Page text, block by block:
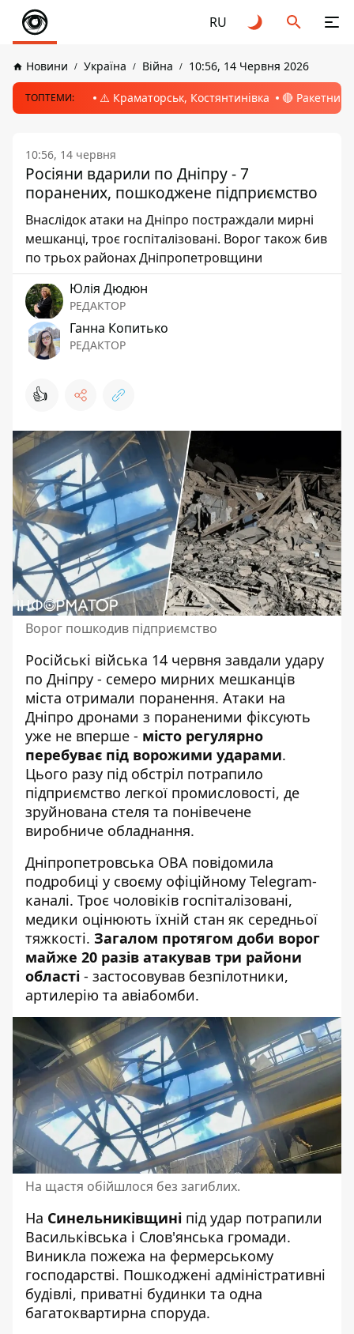
RU
Новини Україна Війна 10:56, 14 Червня 2026
ТОПТЕМИ: ⚠️ Краматорськ, Костянтинівка 🔴 Ракетний
10:56, 14 червня
Росіяни вдарили по Дніпру - 7
поранених, пошкоджене підприємство
Внаслідок атаки на Дніпро постраждали мирні
мешканці, троє госпіталізовані. Ворог також бив
по трьох районах Дніпропетровщини
Юлія Дюдюн
РЕДАКТОР
Ганна Копитько
РЕДАКТОР
👍
Ворог пошкодив підприємство
Російські війська 14 червня завдали удару
по Дніпру - семеро мирних мешканців
міста отримали поранення. Атаки на
Дніпро дронами з пораненими фіксують
уже не вперше - місто регулярно
перебуває під ворожими ударами.
Цього разу під обстріл потрапило
підприємство легкої промисловості, де
зруйнована стеля та понівечене
виробниче обладнання.
Дніпропетровська ОВА повідомила
подробиці у своєму офіційному Telegram-
каналі. Троє чоловіків госпіталізовані,
медики оцінюють їхній стан як середньої
тяжкості. Загалом протягом доби ворог
майже 20 разів атакував три райони
області - застосовував безпілотники,
артилерію та авіабомби.
На щастя обійшлося без загиблих.
На Синельниківщині під удар потрапили
Васильківська і Слов'янська громади.
Виникла пожежа на фермерському
господарстві. Пошкоджені адміністративні
будівлі, приватні будинки та одна
багатоквартирна споруда.